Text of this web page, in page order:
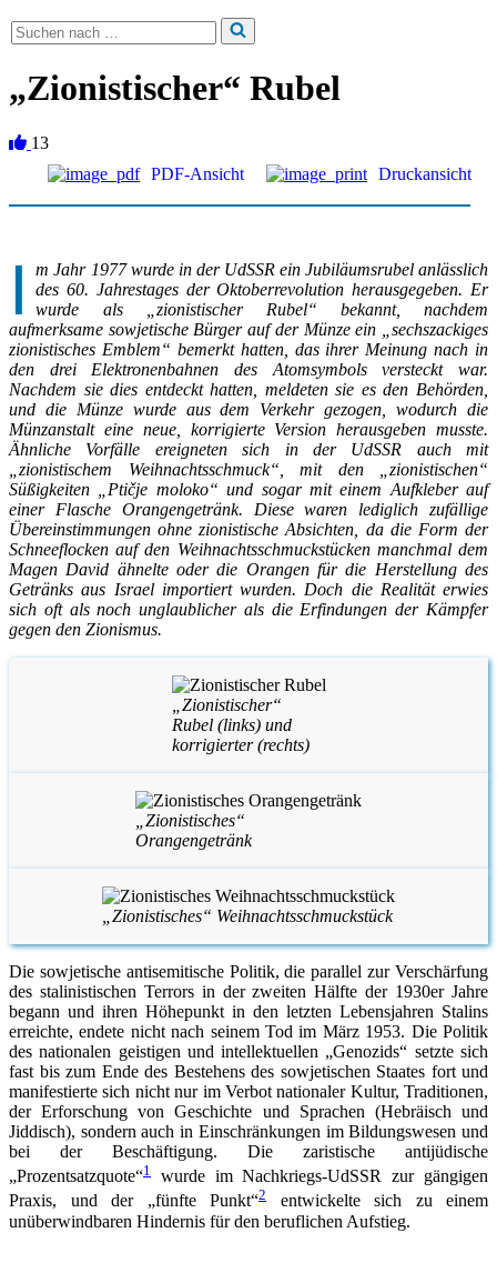
Suchen
nach …
„Zionistischer“ Rubel
13
PDF-Ansicht
Druckansicht
I
m Jahr 1977 wurde in der UdSSR ein Jubiläumsrubel anlässlich
des 60. Jahrestages der Oktoberrevolution herausgegeben. Er
wurde als „zionistischer Rubel“ bekannt, nachdem
aufmerksame sowjetische Bürger auf der Münze ein „sechszackiges
zionistisches Emblem“ bemerkt hatten, das ihrer Meinung nach in
den drei Elektronenbahnen des Atomsymbols versteckt war.
Nachdem sie dies entdeckt hatten, meldeten sie es den Behörden,
und die Münze wurde aus dem Verkehr gezogen, wodurch die
Münzanstalt eine neue, korrigierte Version herausgeben musste.
Ähnliche Vorfälle ereigneten sich in der UdSSR auch mit
„zionistischem Weihnachtsschmuck“, mit den „zionistischen“
Süßigkeiten „Ptičje moloko“ und sogar mit einem Aufkleber auf
einer Flasche Orangengetränk. Diese waren lediglich zufällige
Übereinstimmungen ohne zionistische Absichten, da die Form der
Schneeflocken auf den Weihnachtsschmuckstücken manchmal dem
Magen David ähnelte oder die Orangen für die Herstellung des
Getränks aus Israel importiert wurden. Doch die Realität erwies
sich oft als noch unglaublicher als die Erfindungen der Kämpfer
gegen den Zionismus.
„Zionistischer“
Rubel (links) und
korrigierter (rechts)
„Zionistisches“
Orangengetränk
„Zionistisches“ Weihnachtsschmuckstück
Die sowjetische antisemitische Politik, die parallel zur Verschärfung
des stalinistischen Terrors in der zweiten Hälfte der 1930er Jahre
begann und ihren Höhepunkt in den letzten Lebensjahren Stalins
erreichte, endete nicht nach seinem Tod im März 1953. Die Politik
des nationalen geistigen und intellektuellen „Genozids“ setzte sich
fast bis zum Ende des Bestehens des sowjetischen Staates fort und
manifestierte sich nicht nur im Verbot nationaler Kultur, Traditionen,
der Erforschung von Geschichte und Sprachen (Hebräisch und
Jiddisch), sondern auch in Einschränkungen im Bildungswesen und
bei der Beschäftigung. Die zaristische antijüdische
„Prozentsatzquote“1
wurde im Nachkriegs-UdSSR zur gängigen
Praxis, und der „fünfte Punkt“2
entwickelte sich zu einem
unüberwindbaren Hindernis für den beruflichen Aufstieg.